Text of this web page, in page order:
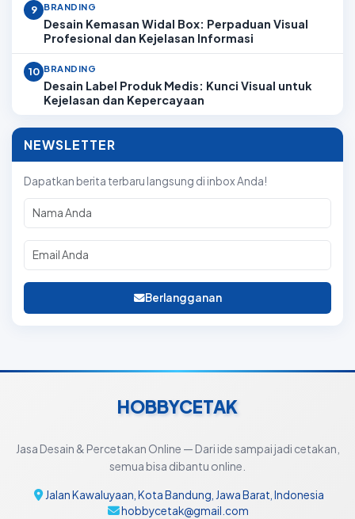
9 BRANDING
Desain Kemasan Widal Box: Perpaduan Visual
Profesional dan Kejelasan Informasi
10 BRANDING
Desain Label Produk Medis: Kunci Visual untuk
Kejelasan dan Kepercayaan
NEWSLETTER
Dapatkan berita terbaru langsung di inbox Anda!
Berlangganan
HOBBYCETAK
Jasa Desain & Percetakan Online — Dari ide sampai jadi cetakan,
semua bisa dibantu online.
Jalan Kawaluyaan, Kota Bandung, Jawa Barat, Indonesia
hobbycetak@gmail.com